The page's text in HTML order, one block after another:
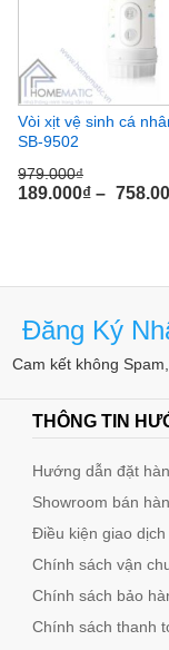
Vòi xịt vệ sinh cá
SB-9502
979.000₫
189.000₫ –
Đăng Ký
Cam kết không
THÔNG TIN
Hướng dẫn đặt
Showroom bán
Điều kiện giao dịch
Chính sách vận
Chính sách bảo
Chính sách thanh